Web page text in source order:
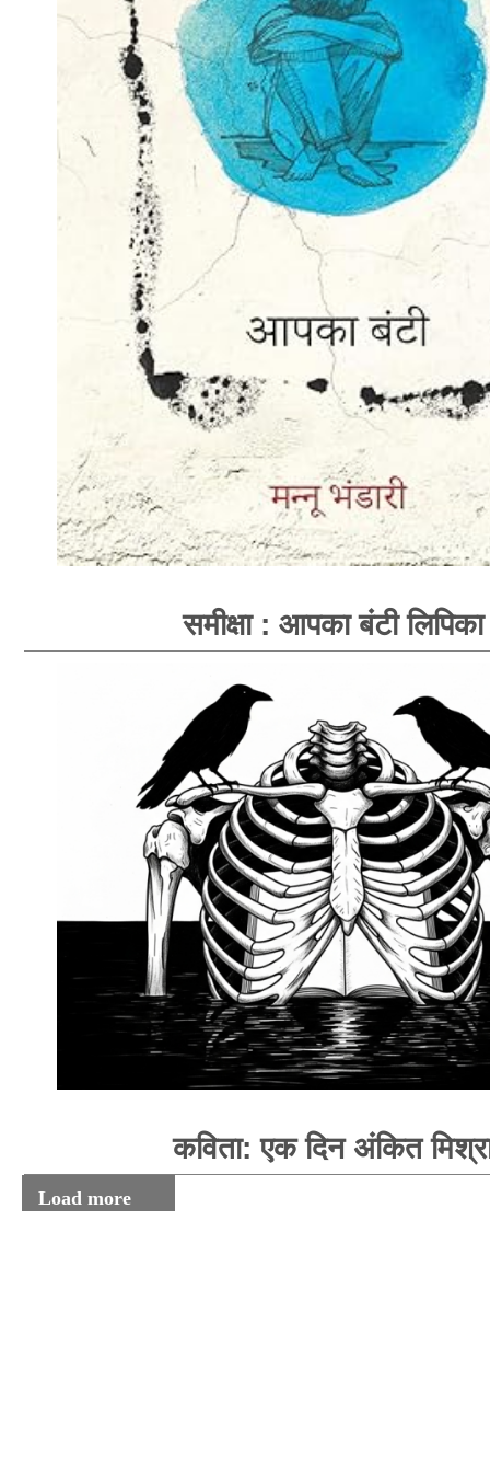
समीक्षा : आपका बंटी लिपिका
कविता: एक दिन अंकित
Load more